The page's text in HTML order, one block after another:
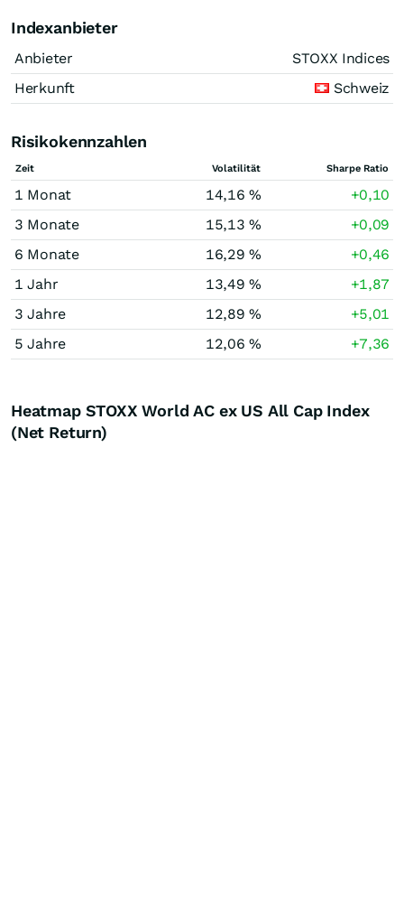
Indexanbieter
Anbieter
STOXX Indices
Herkunft
Schweiz
Risikokennzahlen
Zeit Volatilität Sharpe Ratio
1 Monat 14,16 %
+0,10
3 Monate
15,13 %
+0,09
6 Monate
16,29 %
+0,46
1 Jahr
13,49 %
+1,87
3 Jahre
12,89 %
+5,01
5 Jahre
12,06 % +7,36
Heatmap STOXX World AC ex US All Cap Index
(Net Return)